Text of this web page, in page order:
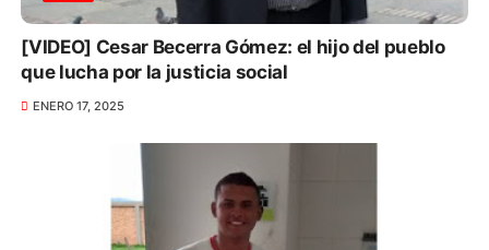
[VIDEO] Cesar Becerra Gómez: el hijo del pueblo
que lucha por la justicia social
ENERO 17, 2025